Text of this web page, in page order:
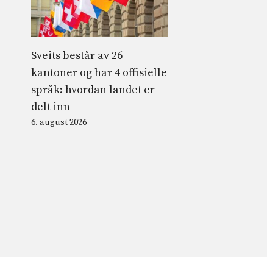
Sveits består av 26
kantoner og har 4 offisielle
språk: hvordan landet er
delt inn
6. august 2026